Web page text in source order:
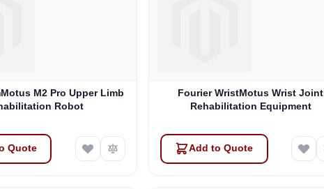
M2 Pro Upper Limb
Robot
Quote
Fourier WristMotus Wrist Joint
Rehabilitation Equipment
Add to Quote